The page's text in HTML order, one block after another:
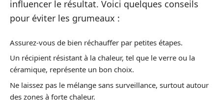
influencer le résultat. Voici quelques conseils
pour éviter les grumeaux :
Assurez-vous de bien réchauffer par petites étapes.
Un récipient résistant à la chaleur, tel que le verre ou la
céramique, représente un bon choix.
Ne laissez pas le mélange sans surveillance, surtout autour
des zones à forte chaleur.